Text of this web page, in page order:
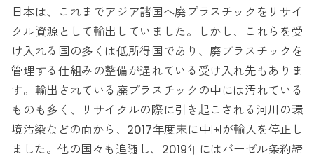
日本は、これまでアジア諸国へ廃プラスチックをリサイ
クル資源として輸出していました。しかし、これらを受
け入れる国の多くは低所得国であり、廃プラスチックを
管理する仕組みの整備が遅れている受け入れ先もありま
す。輸出されている廃プラスチックの中には汚れている
ものも多く、リサイクルの際に引き起こされる河川の環
境汚染などの面から、2017年度末に中国が輸入を停止し
ました。他の国々も追随し、2019年にはバーゼル条約締